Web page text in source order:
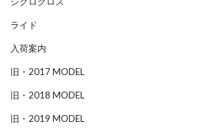
ライド
入荷案内
旧・2017 MODEL
旧・2018 MODEL
旧・2019 MODEL